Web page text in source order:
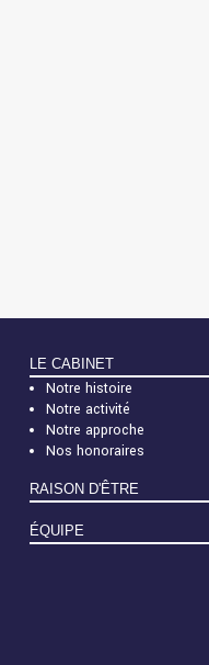
LE CABINET
Notre histoire
Notre activité
Notre approche
Nos honoraires
RAISON D'ÊTRE
ÉQUIPE